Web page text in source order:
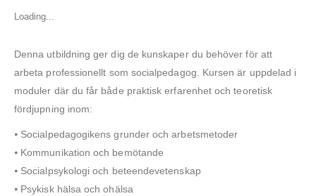
Loading...
Denna utbildning ger dig de kunskaper du behöver för att
arbeta professionellt som socialpedagog. Kursen är uppdelad i
moduler där du får både praktisk erfarenhet och teoretisk
fördjupning inom:
⦁ Socialpedagogikens grunder och arbetsmetoder
⦁ Kommunikation och bemötande
⦁ Socialpsykologi och beteendevetenskap
⦁ Psykisk hälsa och ohälsa